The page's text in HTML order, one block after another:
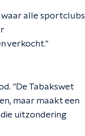
waar alle sportclubs
verkocht."
"De Tabakswet
maar maakt een
uitzondering